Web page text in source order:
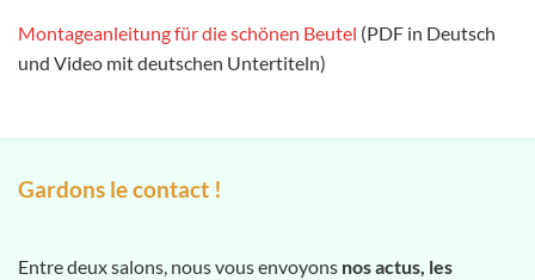
Montageanleitung für die schönen Beutel (PDF in Deutsch
und Video mit deutschen Untertiteln)
Gardons le contact !
Entre deux salons, nous vous envoyons nos actus, les